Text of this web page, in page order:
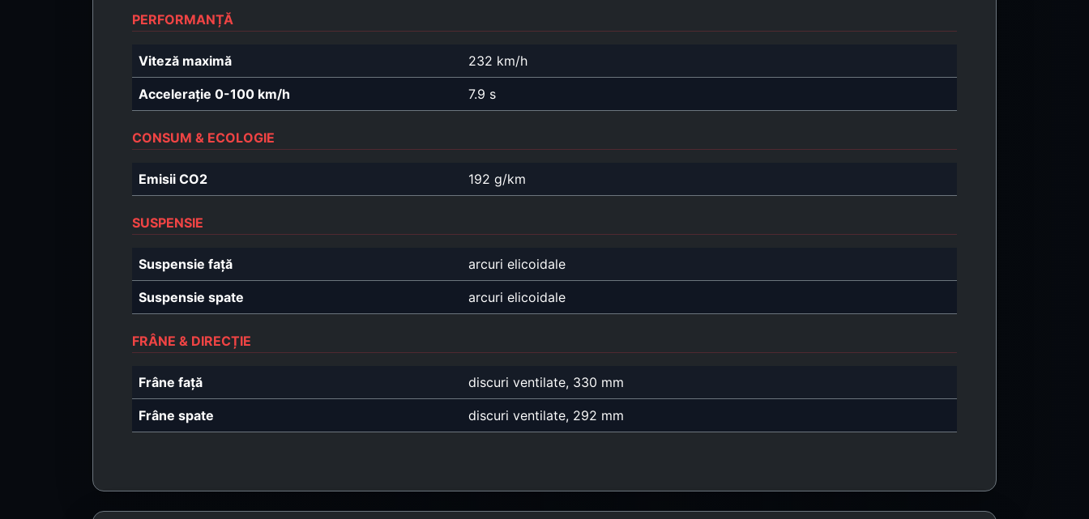
PERFORMANȚĂ
Viteză maximă 232 km/h
Accelerație 0-100 km/h 7.9 s
CONSUM & ECOLOGIE
Emisii CO2 192 g/km
SUSPENSIE
Suspensie față arcuri elicoidale
Suspensie spate arcuri elicoidale
FRÂNE & DIRECȚIE
Frâne față discuri ventilate, 330 mm
Frâne spate discuri ventilate, 292 mm